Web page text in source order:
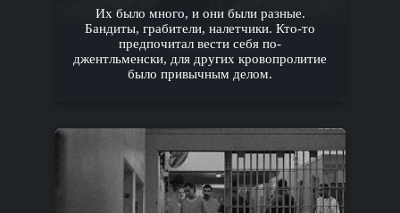
Их было много, и они были разные.
Бандиты, грабители, налетчики. Кто-то
предпочитал вести себя по-
джентльменски, для других кровопролитие
было привычным делом.